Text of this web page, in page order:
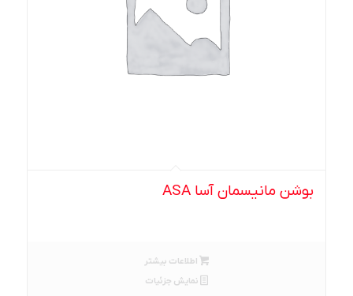
بوشن مانیسمان آسا ASA
اطلاعات بیشتر
نمایش جزئیات